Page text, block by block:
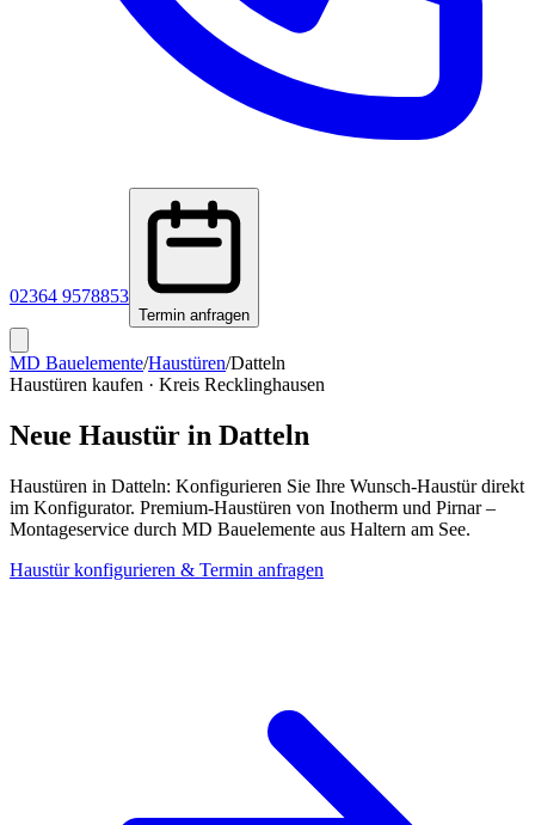
02364 9578853
Termin anfragen
MD Bauelemente/Haustüren/Datteln
Haustüren kaufen · Kreis Recklinghausen
Neue Haustür in Datteln
Haustüren in Datteln: Konfigurieren Sie Ihre Wunsch-Haustür direkt
im Konfigurator. Premium-Haustüren von Inotherm und Pirnar –
Montageservice durch MD Bauelemente aus Haltern am See.
Haustür konfigurieren & Termin anfragen